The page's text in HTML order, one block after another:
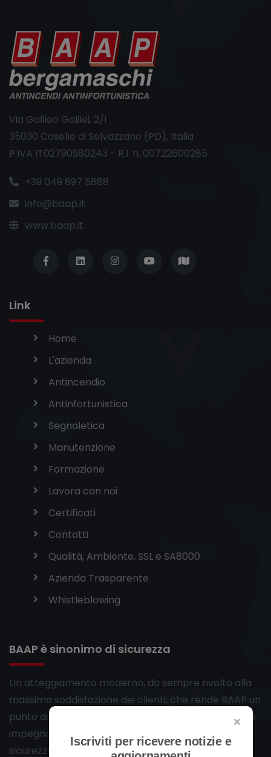
Via Galileo Galilei, 2/I
35030 Caselle di Selvazzano (PD), Italia
P.IVA IT02790980243 - R.I. n. 00722600285
+39 049 897 5888
info@baap.it
www.baap.it
Link
Home
L'azienda
Antincendio
Antinfortunistica
Segnaletica
Manutenzione
Formazione
Lavora con noi
Certificati
Contatti
Qualità, Ambiente, SSL e SA8000
Azienda Trasparente
Whistleblowing
BAAP è sinonimo di sicurezza
Un atteggiamento moderno, da sempre rivolto alla
massima soddisfazione dei clienti, che rende BAAP un
punto di riferimento per chi decide un chiaro e forte
impegno nella soluzione dei problemi legati alla
sicurezza.
Iscriviti per ricevere notizie e